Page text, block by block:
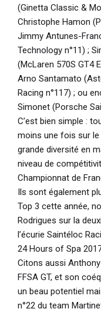
(Ginetta Classic &
Christophe Hamon
Jimmy Antunes-
Technology n°11) ;
(McLaren 570S GT4
Arno Santamato
Racing n°117) ; ou
Simonet (Porsche
C’est bien simple :
moins une fois sur le
grande diversité en
niveau de
Championnat de
Ils sont également
Top 3 cette année,
Rodrigues sur la
l’écurie Saintéloc
24 Hours of Spa
Citons aussi
FFSA GT, et son
un beau potentiel
n°22 du team